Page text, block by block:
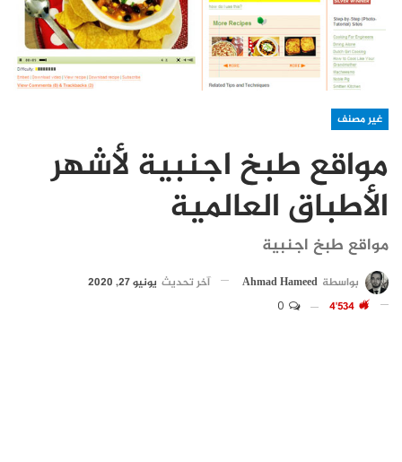
غير مصنف
مواقع طبخ اجنبية لأشهر
الأطباق العالمية
مواقع طبخ اجنبية
بواسطة Ahmad Hameed آخر تحديث يونيو 27, 2020